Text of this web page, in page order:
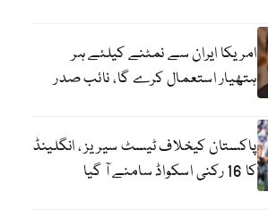
امریکا ایران سے نمٹنے کیلئے ہر
ہتھیار استعمال کرے گا، نائب صدر
پاکستان کیخلاف ٹیسٹ سیریز ، انگلینڈ
کا 16 رکنی اسکواڈ سامنے آ گیا